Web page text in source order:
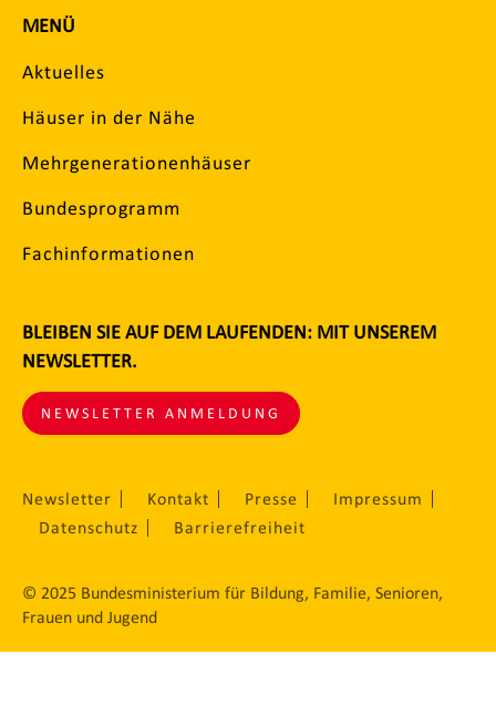
MENÜ
Aktuelles
Häuser in der Nähe
Mehrgenerationenhäuser
Bundesprogramm
Fachinformationen
BLEIBEN SIE AUF DEM LAUFENDEN: MIT UNSEREM
NEWSLETTER.
NEWSLETTER ANMELDUNG
Newsletter Kontakt Presse
Impressum
Datenschutz
Barrierefreiheit
© 2025 Bundesministerium für Bildung, Familie, Senioren,
Frauen und Jugend